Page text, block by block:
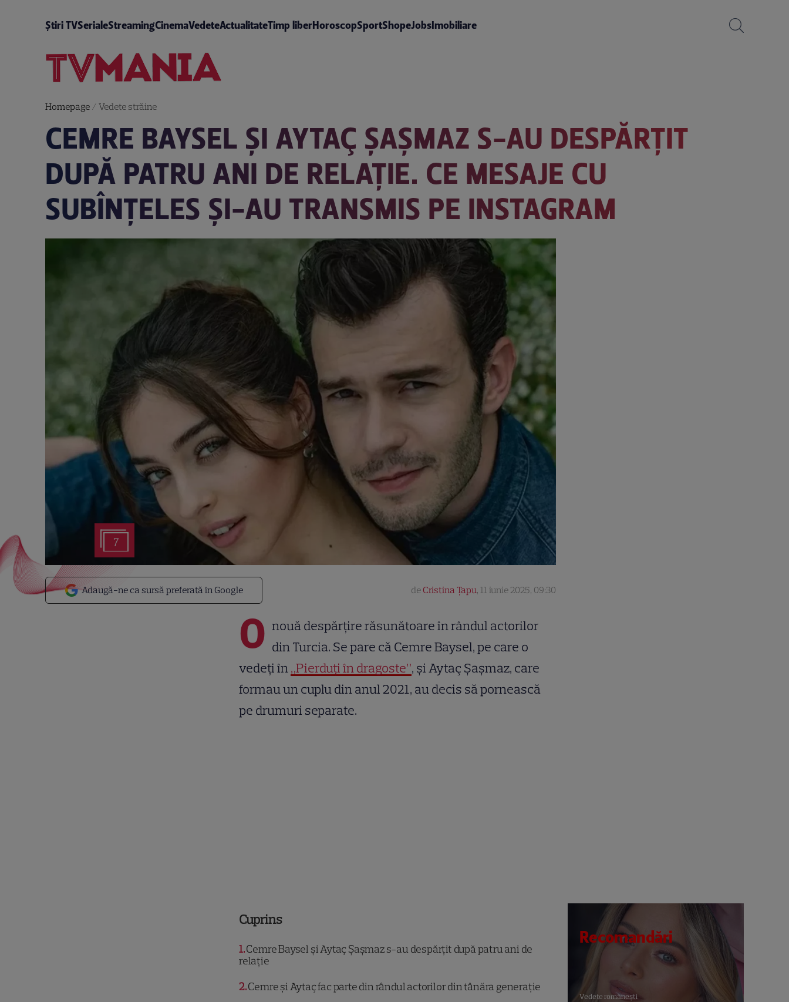
Știri TVSerialeStreamingCinemaVedeteActualitateTimp liberHoroscopSportShopeJobsImobiliare
Homepage/ Vedete străine
CEMRE BAYSEL ȘI AYTAÇ ŞAŞMAZ S-AU DESPĂRȚIT
DUPĂ PATRU ANI DE RELAȚIE. CE MESAJE CU
SUBÎNȚELES ȘI-AU TRANSMIS PE INSTAGRAM
7
Adaugă-ne ca sursă preferată în Google de Cristina Țapu, 11 iunie 2025, 09:30
O nouă despărțire răsunătoare în rândul actorilor
din Turcia. Se pare că Cemre Baysel, pe care o
vedeți în„Pierduți în dragoste”, și Aytaç Şaşmaz, care
formau un cuplu din anul 2021, au decis să pornească
pe drumuri separate.
Cuprins
1Cemre Baysel și Aytaç Şaşmaz s-au despărțit după patru ani de
relație
2Cemre și Aytaç fac parte din rândul actorilor din tânăra generație
Recomandări
Vedete româneşti